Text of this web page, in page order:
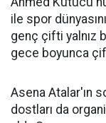
ile spor
genç çifti yalnız
gece boyunca
Asena Atalar'ın
dostları da